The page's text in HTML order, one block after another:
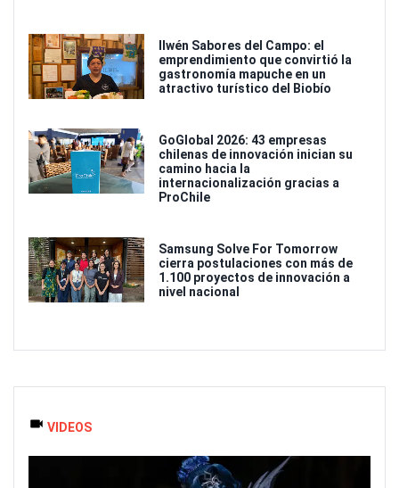
Ilwén Sabores del Campo: el
emprendimiento que convirtió la
gastronomía mapuche en un
atractivo turístico del Biobío
GoGlobal 2026: 43 empresas
chilenas de innovación inician su
camino hacia la
internacionalización gracias a
ProChile
Samsung Solve For Tomorrow
cierra postulaciones con más de
1.100 proyectos de innovación a
nivel nacional
VIDEOS